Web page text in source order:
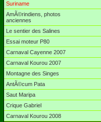
Suriname
AmÃ©rindiens, photos
anciennes
Le sentier des Salines
Essai moteur P80
Carnaval Cayenne 2007
Carnaval Kourou 2007
Montagne des Singes
AntÃ©cum Pata
Saut Maripa
Crique Gabriel
Carnaval Kourou 2008